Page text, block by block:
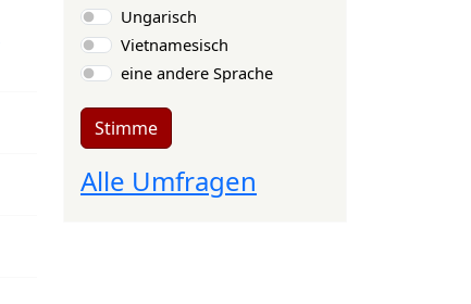
Ungarisch
Vietnamesisch
eine andere Sprache
Stimme
Alle Umfragen